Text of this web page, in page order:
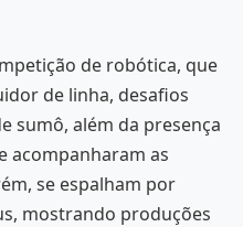
de robótica, que
de linha, desafios
sumô, além da presença
acompanharam as
se espalham por
mostrando produções